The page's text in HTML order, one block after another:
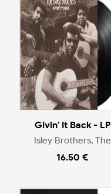
Givin' It Back - LP
Isley Brothers, The
16.50 €